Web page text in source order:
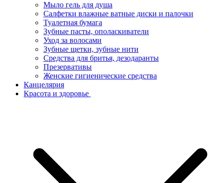
Мыло гель для душа
Салфетки влажные ватные диски и палочки
Туалетная бумага
Зубные пасты, ополаскиватели
Уход за волосами
Зубные щетки, зубные нити
Средства для бритья, дезодаранты
Презервативы
Женские гигиенические средства
Канцелярия
Красота и здоровье